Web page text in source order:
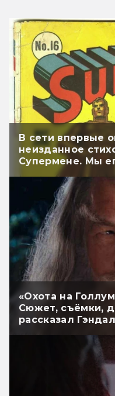
В сети впервые
неизданное
Супермене. Мы
«Охота на
Сюжет, съёмки,
рассказал